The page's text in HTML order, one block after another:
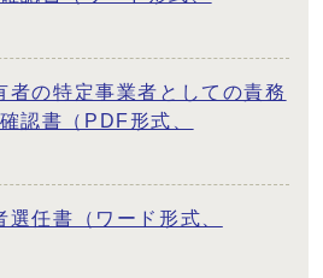
者の特定事業者としての責務
認書（PDF形式、
任書（ワード形式、